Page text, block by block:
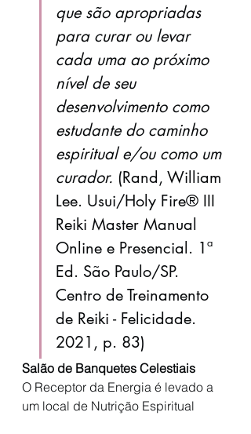
que são apropriadas
para curar ou levar
cada uma ao próximo
nível de seu
desenvolvimento como
estudante do caminho
espiritual e/ou como um
curador. (Rand, William
Lee. Usui/Holy Fire® III
Reiki Master Manual
Online e Presencial. 1ª
Ed. São Paulo/SP.
Centro de Treinamento
de Reiki - Felicidade.
2021, p. 83)
Salão de Banquetes Celestiais
O Receptor da Energia é levado a
um local de Nutrição Espiritual